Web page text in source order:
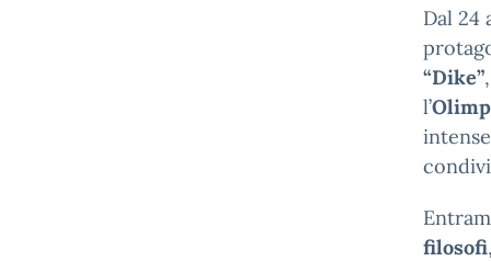
Dal 24
“Dike”
l’
filosofi